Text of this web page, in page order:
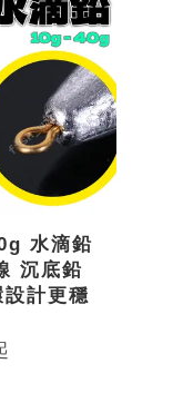
水滴鉛
沉底鉛
計更穩